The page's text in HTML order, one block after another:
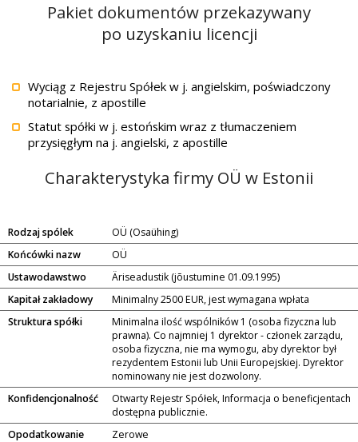
Pakiet dokumentów przekazywany
po uzyskaniu licencji
Wyciąg z Rejestru Spółek w j. angielskim, poświadczony
notarialnie, z apostille
Statut spółki w j. estońskim wraz z tłumaczeniem
przysięgłym na j. angielski, z apostille
Charakterystyka firmy OÜ w Estonii
Rodzaj spólek
OÜ (Osaühing)
Końcówki nazw
OÜ
Ustawodawstwo
Äriseadustik (jõustumine 01.09.1995)
Kapitał zakładowy
Minimalny 2500 EUR, jest wymagana wpłata
Struktura spółki
Minimalna ilość wspólników 1 (osoba fizyczna lub
prawna). Co najmniej 1 dyrektor - członek zarządu,
osoba fizyczna, nie ma wymogu, aby dyrektor był
rezydentem Estonii lub Unii Europejskiej. Dyrektor
nominowany nie jest dozwolony.
Konfidencjonalność
Otwarty Rejestr Spółek, Informacja o beneficjentach
dostępna publicznie.
Opodatkowanie
Zerowe